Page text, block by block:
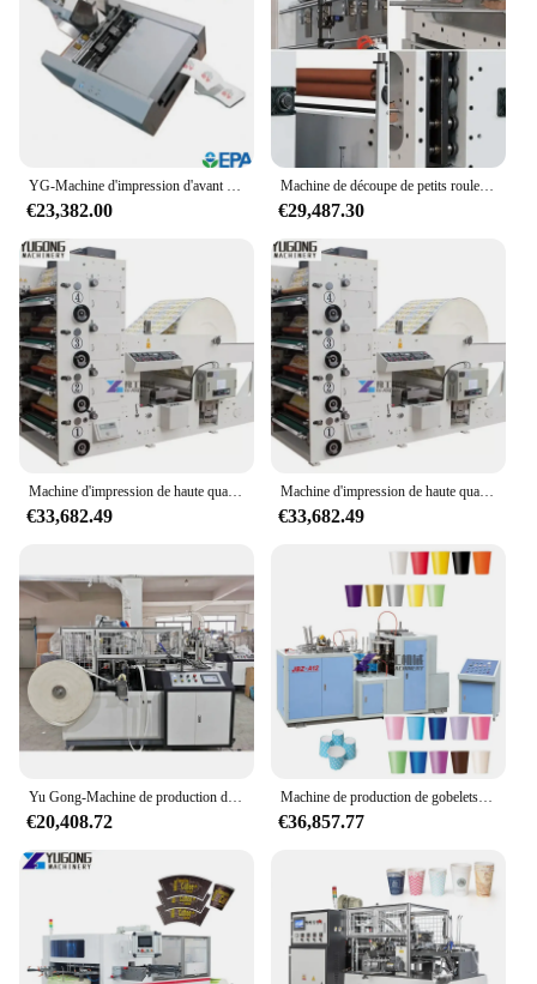
efficiency and reliability make it a valuable
addition to any paper cup manufacturing center,
promising a return on investment through increased
productivity and reduced waste.
YG-Machine d'impression d'avant o de haute qualité, fournisseur de gobelets en papier de poulet, ventilateur de boîtes en papier kraft, ligne de production d'imprimante, vente pour le Pérou
€23,382.00
Machine de découpe de petits rouleaux, impression de gobelets en papier, ventilateur de gobelets en papier, haute qualité
€29,487.30
Machine d'impression de haute qualité pour la normalisation des clics chauds et froids, gobelet en papier à café, impression flexible, rouleau d'étiquettes, gobelet en papier à ventilateur, 4, 6 documents
€33,682.49
Machine d'impression de haute qualité pour la normalisation des clics chauds et froids, gobelet en papier à café, impression flexible, rouleau d'étiquettes, gobelet en papier à ventilateur, 4, 6 documents
€33,682.49
€20,408.72
Machine de production de gobelets en papier, haute qualité, prix de la machine exécutive, impression par ventilateur de gobelets en papier
€36,857.77